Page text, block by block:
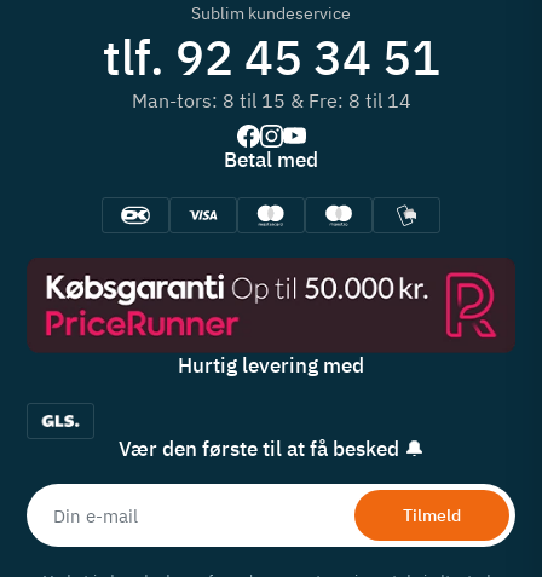
Sublim kundeservice
tlf. 92 45 34 51
Man-tors: 8 til 15 & Fre: 8 til 14
Betal med
Hurtig levering med
Vær den første til at få besked 🔔
Tilmeld